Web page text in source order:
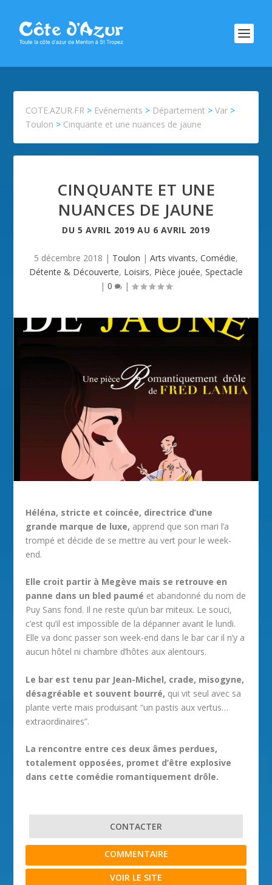
COTE.AZUR.FR > Evénements > Département >Var >
Toulon > Cinquante et une nuances de jaune
CINQUANTE ET UNE
NUANCES DE JAUNE
DU 5 AVRIL 2019 AU 6 AVRIL 2019
5 décembre 2018 | Toulon | Arts vivants, Comédie,
Détente & Découverte, Loisirs, Pièce jouée, Spectacle
| 0 |
Héléna, stricte et coincée, directrice d’une
grande marque de luxe, apprend que son mari l’a
trompé et décide de se mettre au vert pour le week-
end.
Elle croit partir à Megève mais se retrouve en
panne dans un bled paumé et abandonné du nom de
Puy Sans fond. Il ne reste qu’un bar miteux. Le souci,
c’est qu’il est impossible de la dépanner avant le lundi.
Elle va donc passer son week-end dans le bar car il n’y a
aucun hôtel ni chambre d’hôtes aux alentours.
Le bar est tenu par Jean-Michel, crade, misogyne,
désagréable et souvent bourré, qui vit seul avec sa
plante verte mais produisant “un pastis aux vertus…
extraordinaires”.
La rencontre entre ces deux âmes perdues,
totalement opposées, promet d’être explosive
dans cette comédie romantiquement drôle.
CONTACTER
COMMENTAIRE
VOIR LE SITE